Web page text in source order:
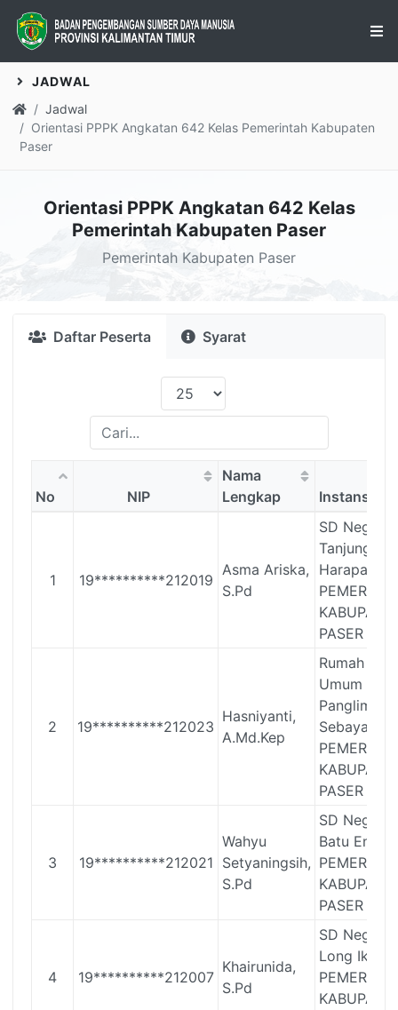
JADWAL
Jadwal
Orientasi PPPK Angkatan 642 Kelas Pemerintah Kabupaten
Paser
Orientasi PPPK Angkatan 642 Kelas
Pemerintah Kabupaten Paser
Pemerintah Kabupaten Paser
Daftar Peserta Syarat
No NIP
Nama
Lengkap
Instansi
1 19**********212019
Asma Ariska,
S.Pd
SD Negeri
Tanjung
Harapan
PASER
2 19**********212023
Hasniyanti,
A.Md.Kep
Rumah
Umum
Panglima
Sebaya
PASER
3 19**********212021
Wahyu
Setyaningsih,
S.Pd
SD Negeri
Batu Engau
PASER
4 19**********212007
Khairunida,
S.Pd
SD Negeri
Long Ikis